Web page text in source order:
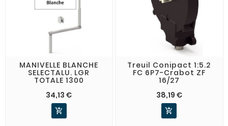
MANIVELLE BLANCHE
SELECTALU. LGR
TOTALE 1300
34,13 €

Treuil Conipact 1:5.2
FC 6P7-Crabot ZF
16/27
38,19 €
